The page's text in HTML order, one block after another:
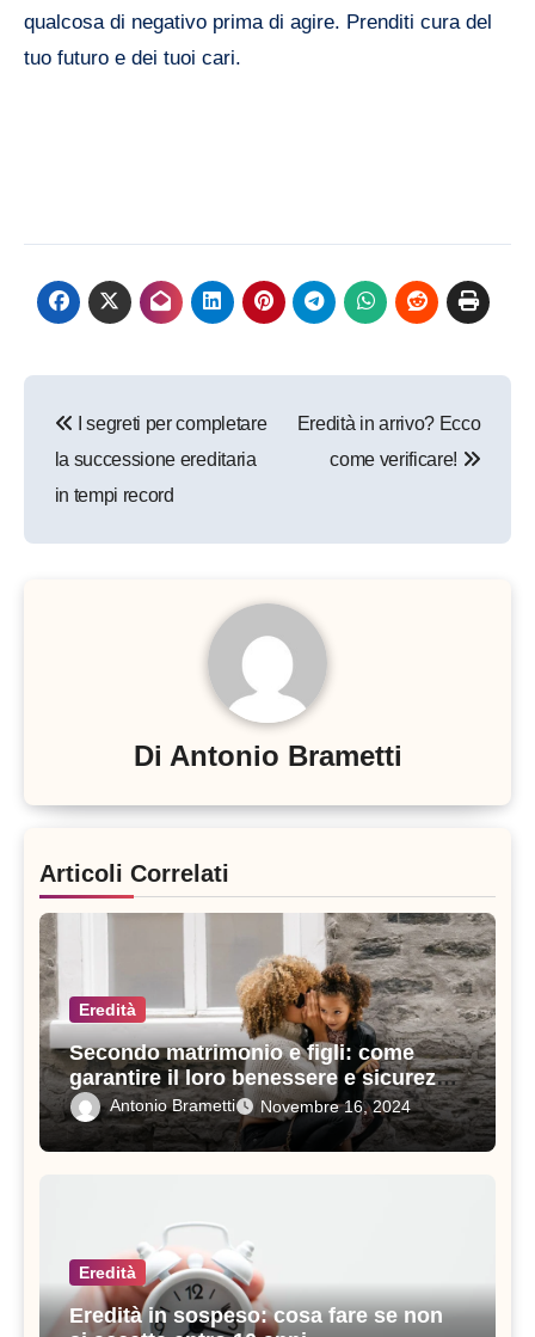
qualcosa di negativo prima di agire. Prenditi cura del
tuo futuro e dei tuoi cari.
articoli
I segreti per completare
la successione ereditaria
in tempi record
Eredità in arrivo? Ecco
come verificare!
Di Antonio Brametti
Articoli Correlati
Eredità
Secondo matrimonio e figli: come
garantire il loro benessere e sicurezza
legaleAntonio Brametti Novembre 16, 2024
Eredità
Eredità in sospeso: cosa fare se non